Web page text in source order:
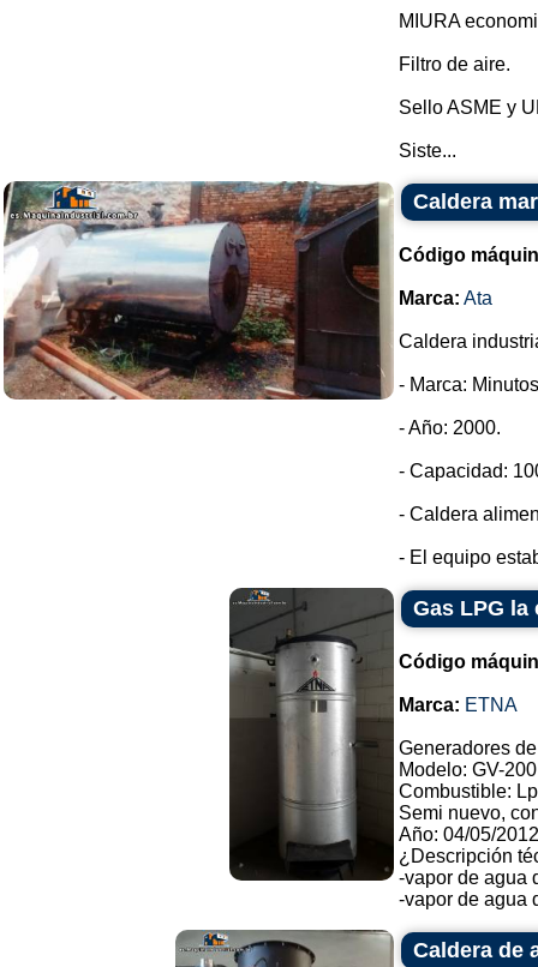
MIURA
Filtro de aire.
Sello ASME y
Siste...
Caldera
Código
Marca: Ata
Caldera
- Marca:
- Año: 2000.
- Capacidad:
- Caldera
- El equipo
Gas LPG la
Código
Marca: ETNA
Generadores
Modelo: GV-
Combustible:
Semi nuevo,
Año: 04/05/
¿Descripción
-vapor de agua
-vapor de agua
Caldera de